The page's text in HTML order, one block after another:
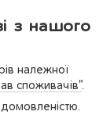
з нашого
належної
споживачів".